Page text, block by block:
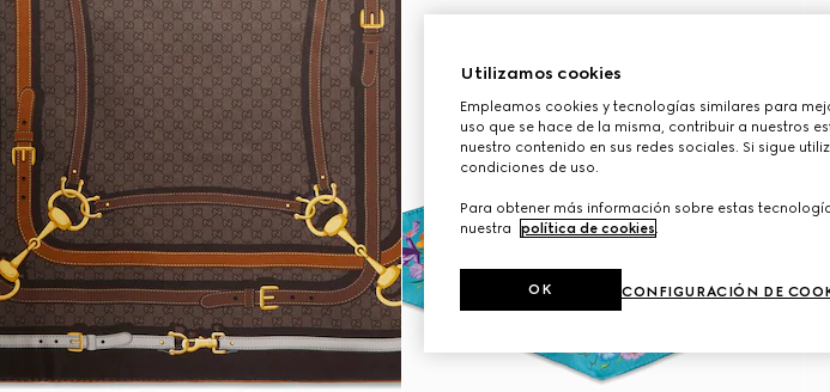
Utilizamos cookies
Empleamos cookies y tecnologías similares para
uso que se hace de la misma, contribuir a nuestros
nuestro contenido en sus redes sociales. Si sigue
condiciones de uso.
Para obtener más información sobre estas
nuestra
política de cookies.
CONFIGURACIÓN DE
OK